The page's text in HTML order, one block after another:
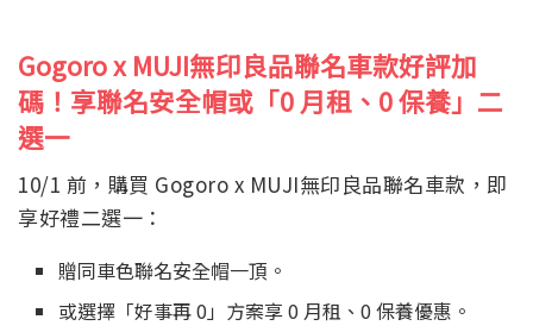
Gogoro x MUJI無印良品聯名車款好評加
碼！享聯名安全帽或「0 月租、0 保養」二
選一
10/1 前，購買 Gogoro x MUJI無印良品聯名車款，即
享好禮二選一：
贈同車色聯名安全帽一頂。
或選擇「好事再 0」方案享 0 月租、0 保養優惠。